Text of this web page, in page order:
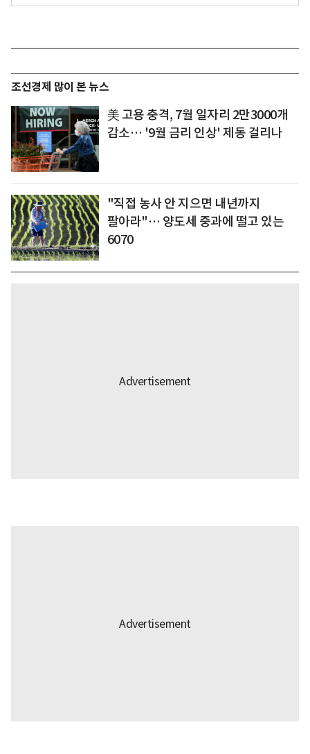
조선경제 많이 본 뉴스
美 고용 충격, 7월 일자리 2만3000개
감소… '9월 금리 인상' 제동 걸리나
"직접 농사 안 지으면 내년까지
팔아라"… 양도세 중과에 떨고 있는
6070